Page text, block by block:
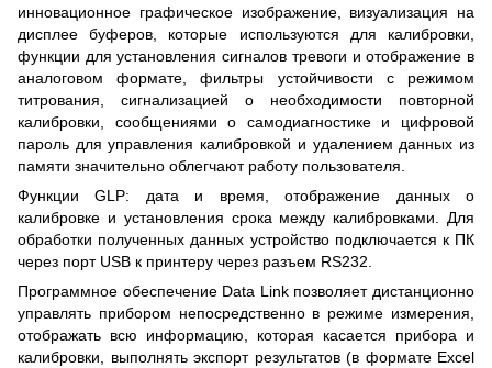
инновационное графическое изображение, визуализация на
дисплее буферов, которые используются для калибровки,
функции для установления сигналов тревоги и отображение в
аналоговом формате, фильтры устойчивости с режимом
титрования, сигнализацией о необходимости повторной
калибровки, сообщениями о самодиагностике и цифровой
пароль для управления калибровкой и удалением данных из
памяти значительно облегчают работу пользователя.
Функции GLP: дата и время, отображение данных о
калибровке и установления срока между калибровками. Для
обработки полученных данных устройство подключается к ПК
через порт USB к принтеру через разъем RS232.
Программное обеспечение Data Link позволяет дистанционно
управлять прибором непосредственно в режиме измерения,
отображать всю информацию, которая касается прибора и
калибровки, выполнять экспорт результатов (в формате Excel